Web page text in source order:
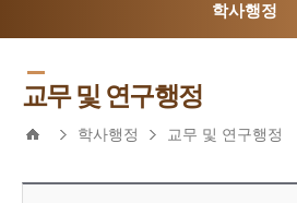
학사행정
교무 및 연구행정
학사행정 교무 및 연구행정